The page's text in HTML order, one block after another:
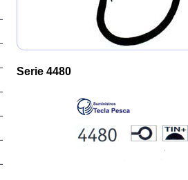
Serie 4480